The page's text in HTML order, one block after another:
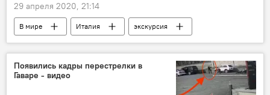
29 апреля 2020, 21:14
В мире Италия экскурсия
Появились кадры перестрелки в
Гаваре - видео